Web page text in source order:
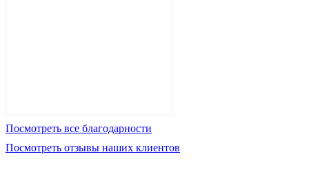
Посмотреть все благодарности
Посмотреть отзывы наших клиентов